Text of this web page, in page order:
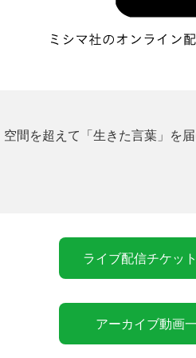
空間を超えて「生きた言葉」を
ライブ配信チケッ
アーカイブ動画